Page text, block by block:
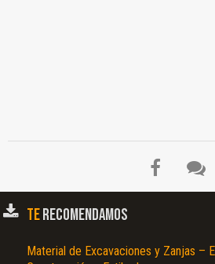
TERECOMENDAMOS
Material de Excavaciones y Zanjas –